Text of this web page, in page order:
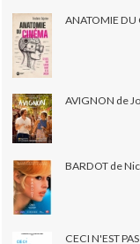
ANATOMIE
AVIGNON de
BARDOT de
CECI N'EST